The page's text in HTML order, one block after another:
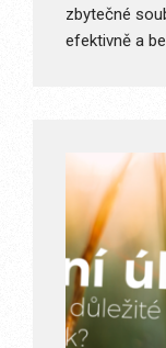
zbytečné
efektivně a